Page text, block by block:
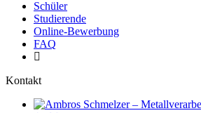
Schüler
Studierende
Online-Bewerbung
FAQ
Kontakt